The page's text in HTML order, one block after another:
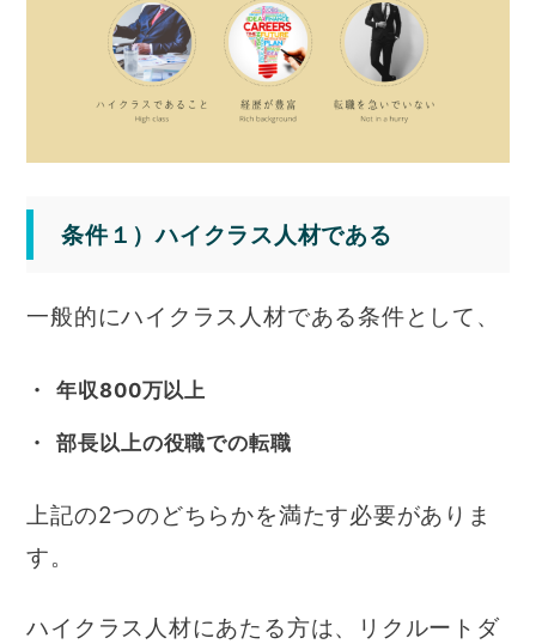
条件１）ハイクラス人材である
一般的にハイクラス人材である条件として、
年収800万以上
部長以上の役職での転職
上記の2つのどちらかを満たす必要がありま
す。
ハイクラス人材にあたる方は、リクルートダ